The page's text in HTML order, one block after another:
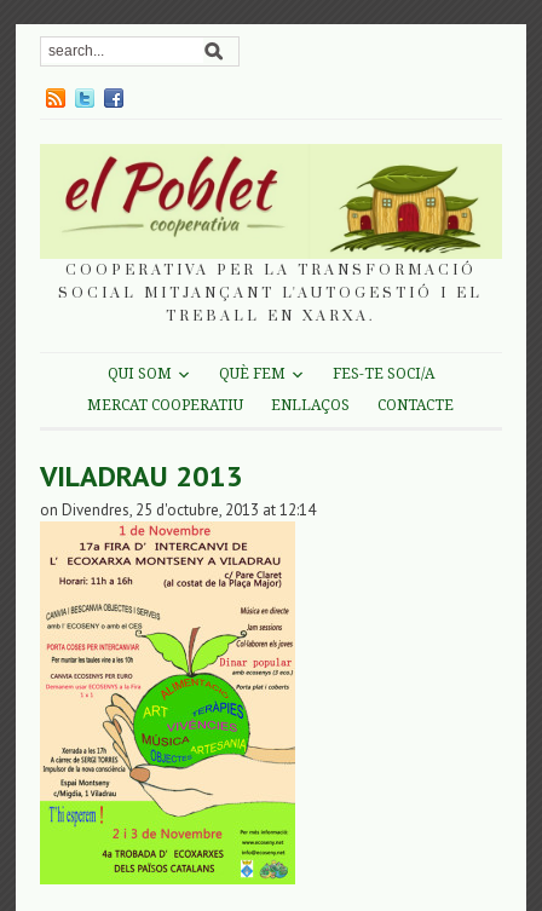
COOPERATIVA PER LA TRANSFORMACIÓ
SOCIAL MITJANÇANT L'AUTOGESTIÓ I EL
TREBALL EN XARXA.
QUI SOM QUÈ FEM
FES-TE SOCI/A
MERCAT COOPERATIU
ENLLAÇOS CONTACTE
VILADRAU 2013
on Divendres, 25 d'octubre, 2013 at 12:14